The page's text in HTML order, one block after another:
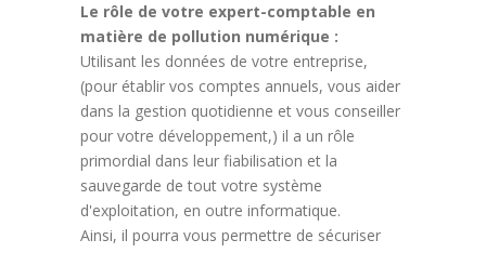
Le rôle de votre expert-comptable en
matière de pollution numérique :
Utilisant les données de votre entreprise,
(pour établir vos comptes annuels, vous aider
dans la gestion quotidienne et vous conseiller
pour votre développement,) il a un rôle
primordial dans leur fiabilisation et la
sauvegarde de tout votre système
d'exploitation, en outre informatique.
Ainsi, il pourra vous permettre de sécuriser